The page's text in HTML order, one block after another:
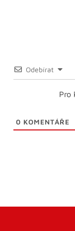
Odebírat
Pro
0 KOMENTÁŘE